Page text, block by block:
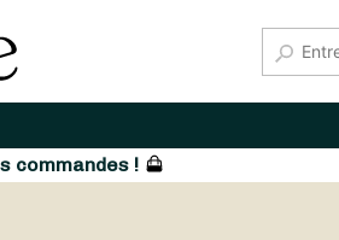
commandes !